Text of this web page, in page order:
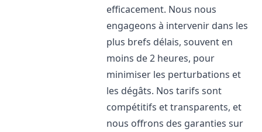
efficacement. Nous nous
engageons à intervenir dans les
plus brefs délais, souvent en
moins de 2 heures, pour
minimiser les perturbations et
les dégâts. Nos tarifs sont
compétitifs et transparents, et
nous offrons des garanties sur